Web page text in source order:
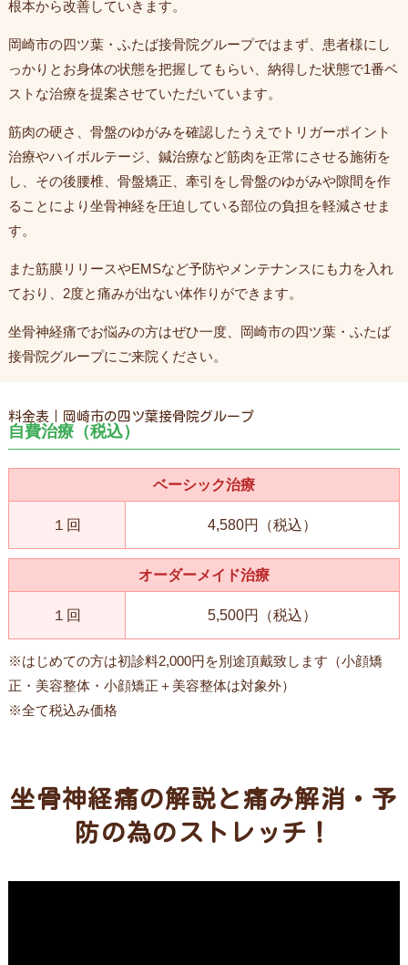
根本から改善していきます。
岡崎市の四ツ葉・ふたば接骨院グループではまず、患者様にし
っかりとお身体の状態を把握してもらい、納得した状態で1番ベ
ストな治療を提案させていただいています。
筋肉の硬さ、骨盤のゆがみを確認したうえでトリガーポイント
治療やハイボルテージ、鍼治療など筋肉を正常にさせる施術を
し、その後腰椎、骨盤矯正、牽引をし骨盤のゆがみや隙間を作
ることにより坐骨神経を圧迫している部位の負担を軽減させま
す。
また筋膜リリースやEMSなど予防やメンテナンスにも力を入れ
ており、2度と痛みが出ない体作りができます。
坐骨神経痛でお悩みの方はぜひ一度、岡崎市の四ツ葉・ふたば
接骨院グループにご来院ください。
料金表｜岡崎市の四ツ葉接骨院グループ
自費治療（税込）
ベーシック治療
１回 4,580円（税込）
オーダーメイド治療
１回 5,500円（税込）
※はじめての方は初診料2,000円を別途頂戴致します（小顔矯
正・美容整体・小顔矯正＋美容整体は対象外）
※全て税込み価格
坐骨神経痛の解説と痛み解消・予
防の為のストレッチ！